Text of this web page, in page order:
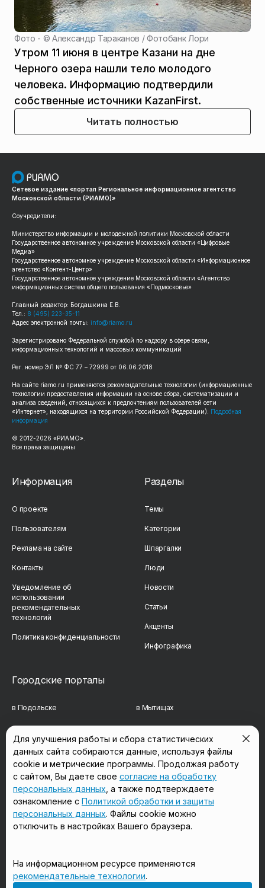
Фото - ©Александр Тараканов / Фотобанк Лори
Утром 11 июня в центре Казани на дне
Черного озера нашли тело молодого
человека. Информацию подтвердили
собственные источники KazanFirst.
Читать полностью
Сетевое издание «портал Региональное информационное агентство
Московской области (РИАМО)»
Соучредители:
Министерство информации и молодежной политики Московской области
Государственное автономное учреждение Московской области «Цифровые
Медиа»
Государственное автономное учреждение Московской области «Информационное
агентство «Контент-Центр»
Государственное автономное учреждение Московской области «Агентство
информационных систем общего пользования «Подмосковье»
Главный редактор: Богдашкина Е.В.
Тел.: 8 (495) 223-35-11
Адрес электронной почты: info@riamo.ru
Зарегистрировано Федеральной службой по надзору в сфере связи,
информационных технологий и массовых коммуникаций
Рег. номер ЭЛ № ФС 77 – 72999 от 06.06.2018
На сайте riamo.ru применяются рекомендательные технологии (информационные
технологии предоставления информации на основе сбора, систематизации и
анализа сведений, относящихся к предпочтениям пользователей сети
«Интернет», находящихся на территории Российской Федерации). Подробная
информация
© 2012-2026 «РИАМО».
Все права защищены
Информация
О проекте
Пользователям
Реклама на сайте
Контакты
Уведомление об
использовании
рекомендательных
технологий
Политика конфиденциальности
Разделы
Темы
Категории
Шпаргалки
Люди
Новости
Статьи
Акценты
Инфографика
Городские порталы
в Подольске в Мытищах
в Сергиевом Посаде в Люберцах
в Красногорске в Королёве
в Домодедово в Щёлково
Мы в соцсетях
Для улучшения работы и сбора статистических
данных сайта собираются данные, используя файлы
cookie и метрические программы. Продолжая работу
с сайтом, Вы даете свое согласие на обработку
персональных данных , а также подтверждаете
ознакомление с Политикой обработки и защиты
персональных данных. Файлы cookie можно
отключить в настройках Вашего браузера.
На информационном ресурсе применяются
рекомендательные технологии.